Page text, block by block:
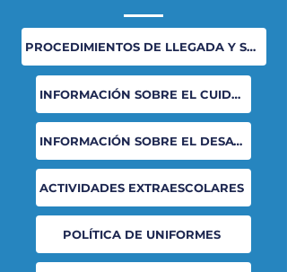
PROCEDIMIENTOS DE LLEGADA Y SALIDA
INFORMACIÓN SOBRE EL CUIDADO ANTES Y DESPUÉS
INFORMACIÓN SOBRE EL DESAYUNO Y EL ALMUERZO
ACTIVIDADES EXTRAESCOLARES
POLÍTICA DE UNIFORMES